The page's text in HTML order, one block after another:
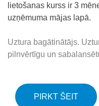
lietošanas kurss ir 3
uzņēmuma mājas lapā.
Uztura bagātinātājs.
pilnvērtīgu un
PIRKT ŠEIT